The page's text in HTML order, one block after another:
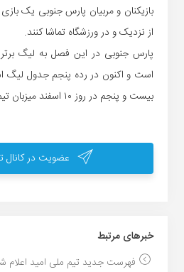
بازیکنان و مربیان پارس جنوبی یک بازی
از نزدیک و در ورزشگاه تماشا کنند.
پارس جنوبی در این فصل به لیگ
است و اکنون در رده پنجم جدول لیگ
بیست و پنجم در روز ۱۰ اسفند میزبان تیم ذوب آهن است./فارس
عضویت در کانال
خبر‌های مرتبط
فهرست جدید تیم ملی امید